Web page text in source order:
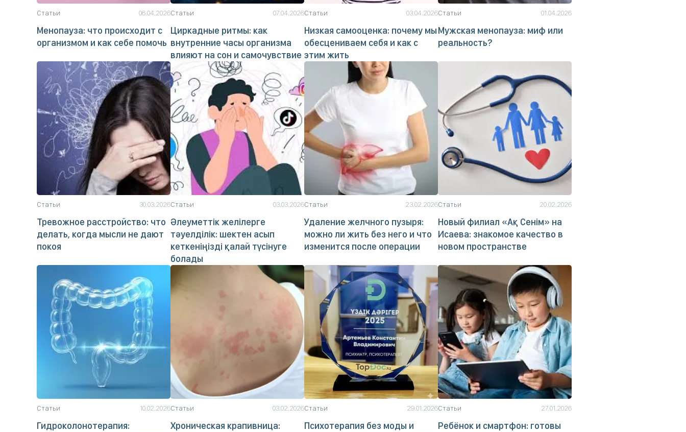
Статьи 08.04.2026
Менопауза: что происходит с
организмом и как себе помочь
Статьи 07.04.2026
Циркадные ритмы: как
внутренние часы организма
влияют на сон и самочувствие
Статьи 03.04.2026
Низкая самооценка: почему мы
обесцениваем себя и как с
этим жить
Статьи 01.04.2026
Мужская менопауза: миф или
реальность?
Статьи 30.03.2026
Тревожное расстройство: что
делать, когда мысли не дают
покоя
Статьи 03.03.2026
Әлеуметтік желілерге
тәуелділік: шектен асып
кеткеніңізді қалай түсінуге
болады
Статьи 23.02.2026
Удаление желчного пузыря:
можно ли жить без него и что
изменится после операции
Статьи 20.02.2026
Новый филиал «Ақ Сенім» на
Исаева: знакомое качество в
новом пространстве
Статьи 10.02.2026
Гидроколонотерапия:
Статьи 03.02.2026
Хроническая крапивница:
Статьи 29.01.2026
Психотерапия без моды и
Статьи 27.01.2026
Ребёнок и смартфон: готовы